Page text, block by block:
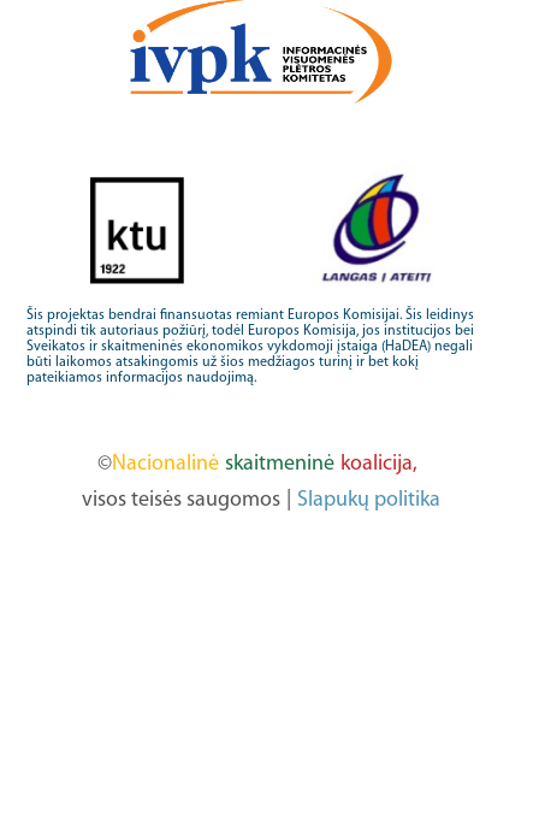
Šis projektas bendrai finansuotas remiant Europos Komisijai. Šis leidinys
atspindi tik autoriaus požiūrį, todėl Europos Komisija, jos institucijos bei
Sveikatos ir skaitmeninės ekonomikos vykdomoji įstaiga (HaDEA) negali
būti laikomos atsakingomis už šios medžiagos turinį ir bet kokį
pateikiamos informacijos naudojimą.
©Nacionalinė skaitmeninė koalicija,
visos teisės saugomos
Slapukų politika